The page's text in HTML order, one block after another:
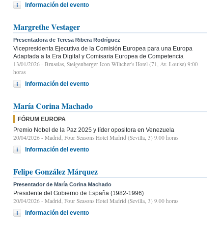
Información del evento
Margrethe Vestager
Presentadora de Teresa Ribera Rodríguez
Vicepresidenta Ejecutiva de la Comisión Europea para una Europa
Adaptada a la Era Digital y Comisaria Europea de Competencia
13/01/2026 - Bruselas, Steigenberger Icon Wiltcher's Hotel (71, Av. Louise) 9:00
horas
Información del evento
María Corina Machado
FÓRUM EUROPA
Premio Nobel de la Paz 2025 y líder opositora en Venezuela
20/04/2026 - Madrid, Four Seasons Hotel Madrid (Sevilla, 3) 9.00 horas
Información del evento
Felipe González Márquez
Presentador de María Corina Machado
Presidente del Gobierno de España (1982-1996)
20/04/2026 - Madrid, Four Seasons Hotel Madrid (Sevilla, 3) 9.00 horas
Información del evento